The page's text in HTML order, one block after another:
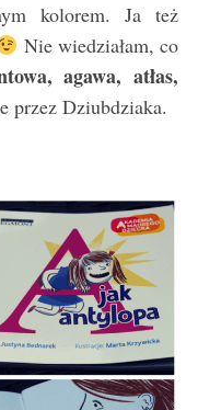
kolorem. Ja też
Nie wiedziałam, co
agawa, atłas,
przez Dziubdziaka.